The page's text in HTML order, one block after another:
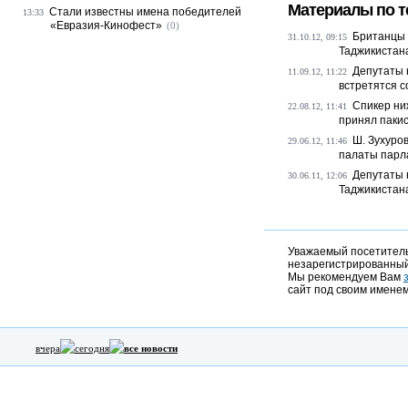
Материалы по
31.10.12, 09:15
Британцы
11.09.12, 11:22 Депутаты
встретятся
22.08.12, 11:41
Спикер
принял
29.06.12, 11:46
Ш.
палаты
30.06.11, 12:06 Депутаты
Уважаемый
Мы рекомендуем Вам
сайт под своим
13:33 Стали известны имена победителей
«Евразия-Кинофест» (0)
вчера сегодня все новости